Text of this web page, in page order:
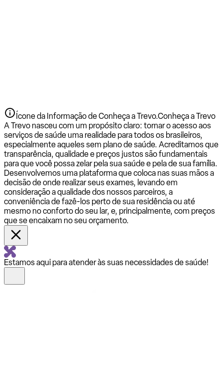
Ícone da Informação de Conheça a Trevo.Conheça a Trevo
A Trevo nasceu com um propósito claro: tornar o acesso aos
serviços de saúde uma realidade para todos os brasileiros,
especialmente aqueles sem plano de saúde. Acreditamos que
transparência, qualidade e preços justos são fundamentais
para que você possa zelar pela sua saúde e pela de sua família.
Desenvolvemos uma plataforma que coloca nas suas mãos a
decisão de onde realizar seus exames, levando em
consideração a qualidade dos nossos parceiros, a
conveniência de fazê-los perto de sua residência ou até
mesmo no conforto do seu lar, e, principalmente, com preços
que se encaixam no seu orçamento.
Estamos aqui para atender às suas necessidades de saúde!